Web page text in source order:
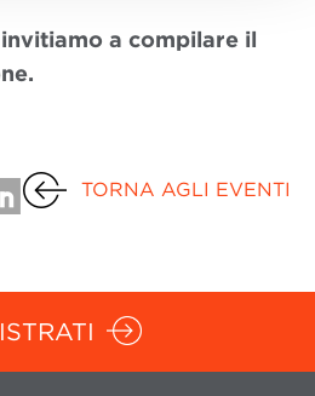
a compilare il
TORNA AGLI EVENTI